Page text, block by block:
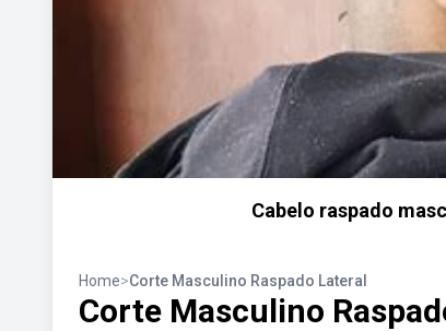
Cabelo raspado
Home>Corte Masculino Raspado Lateral
Corte Masculino